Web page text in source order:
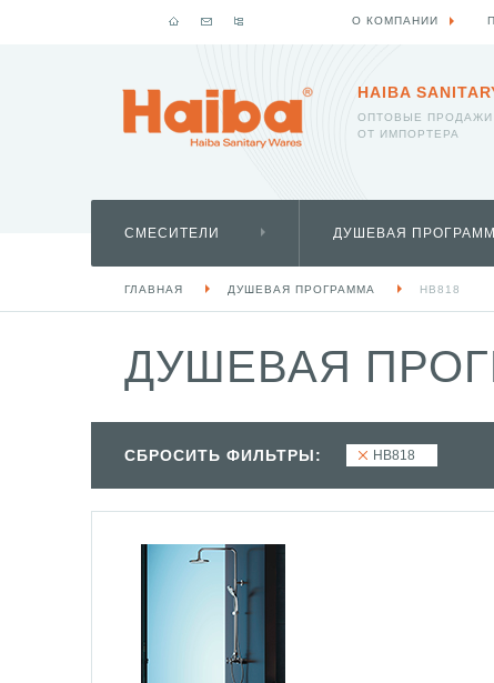
HAIBA
ОПТОВЫЕ ПРОДАЖИ
ОТ ИМПОРТЕРА
СМЕСИТЕЛИ ДУШЕВАЯ
ГЛАВНАЯ ДУШЕВАЯ ПРОГРАММА HB818
ДУШЕВАЯ
СБРОСИТЬ ФИЛЬТРЫ: HB818
О КОМПАНИИ